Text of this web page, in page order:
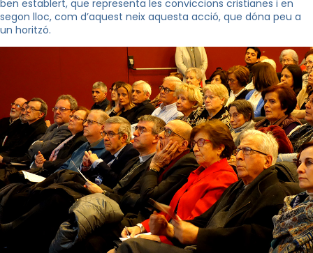
ben establert, que representa les conviccions cristianes i en
segon lloc, com d’aquest neix aquesta acció, que dóna peu a
un horitzó.